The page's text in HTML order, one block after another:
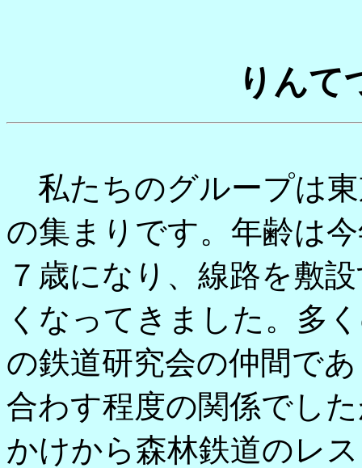
りんて
私たちのグループは
の集まりです。年齢は
７歳になり、線路を敷
くなってきました。多
の鉄道研究会の仲間で
合わす程度の関係でし
かけから森林鉄道のレ